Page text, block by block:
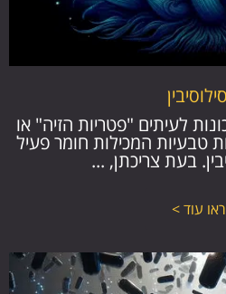
לעיתים "פטריות הזיה" או
טבעיות המכילות חומר פעיל
בעת צריכתן, ...
עוד >